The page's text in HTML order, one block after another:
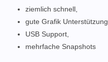
ziemlich schnell,
gute Grafik Unterstützung,
USB Support,
mehrfache Snapshots